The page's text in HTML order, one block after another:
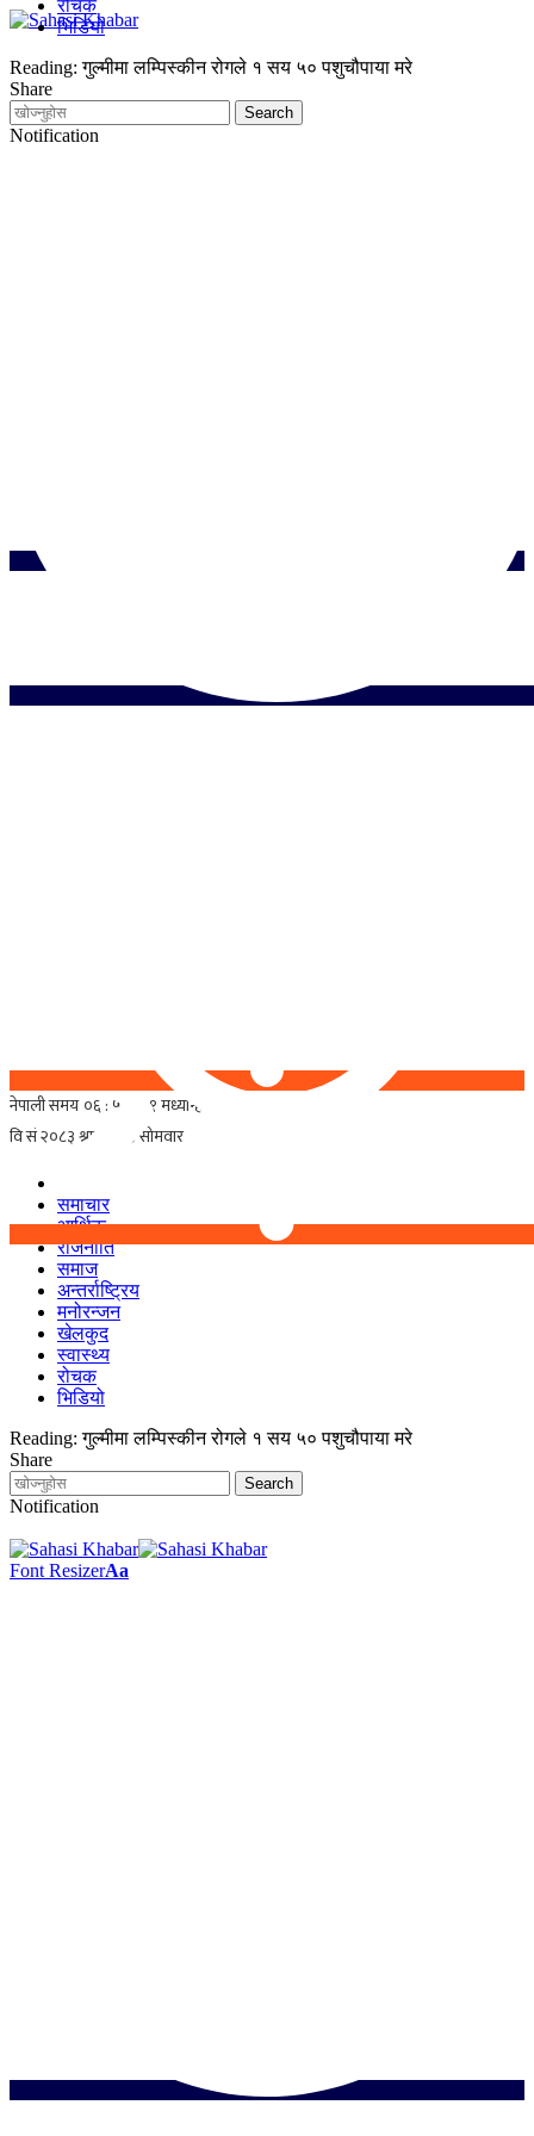
समाचार
आर्थिक
राजनीति
समाज
अन्तर्राष्ट्रिय
मनोरन्जन
खेलकुद
स्वास्थ्य
रोचक
भिडियो
Reading: गुल्मीमा लम्पिस्कीन रोगले १ सय ५० पशुचौपाया मरे
Share
Notification
रोचक
भिडियो
Reading: गुल्मीमा लम्पिस्कीन रोगले १ सय ५० पशुचौपाया मरे
Share
Notification
Font ResizerAa